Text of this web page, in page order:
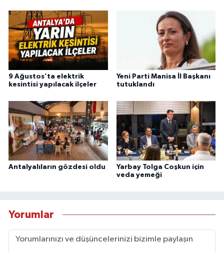
9 Ağustos’ta elektrik
kesintisi yapılacak ilçeler
Yeni Parti Manisa İl Başkanı
tutuklandı
Antalyalıların gözdesi oldu
Yarbay Tolga Coşkun için
veda yemeği
Yorumlar